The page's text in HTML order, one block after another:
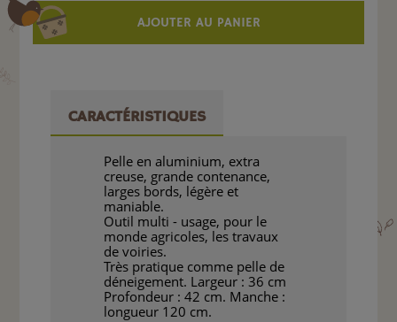
AJOUTER AU PANIER
CARACTÉRISTIQUES
Pelle en aluminium, extra
creuse, grande contenance,
larges bords, légère et
maniable.
Outil multi - usage, pour le
monde agricoles, les travaux
de voiries.
Très pratique comme pelle de
déneigement. Largeur : 36 cm
Profondeur : 42 cm. Manche :
longueur 120 cm.